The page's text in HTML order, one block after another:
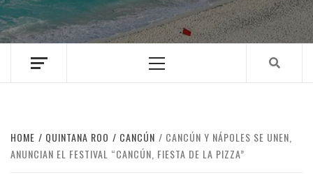
Menu
HOME QUINTANA ROO CANCÚN
CANCÚN Y NÁPOLES SE UNEN,
ANUNCIAN EL FESTIVAL “CANCÚN, FIESTA DE LA PIZZA”